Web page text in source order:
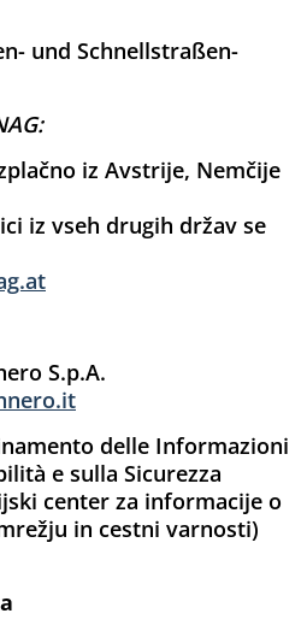
und Schnellstraßen-
iz Avstrije, Nemčije
iz vseh drugih držav se
S.p.A.
delle Informazioni
e sulla Sicurezza
center za informacije o
in cestni varnosti)